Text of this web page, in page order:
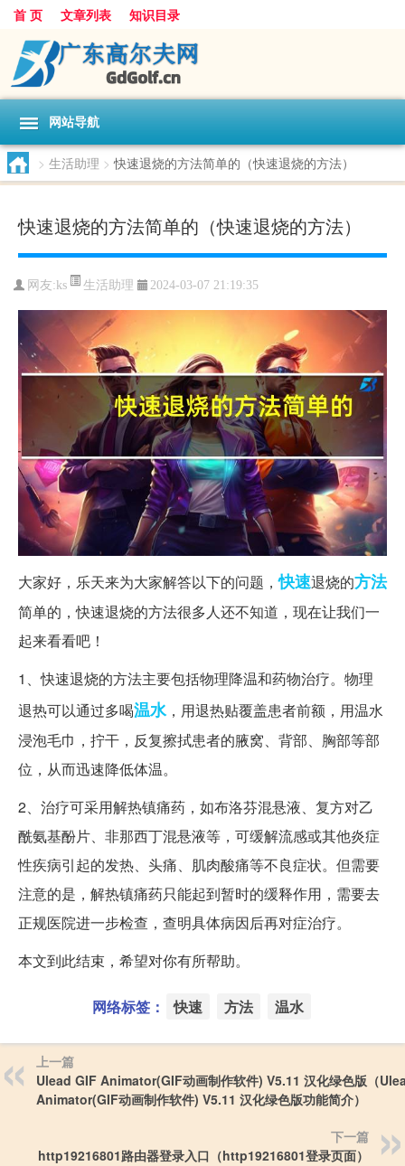
首 页 文章列表 知识目录
网站导航
> 生活助理 > 快速退烧的方法简单的（快速退烧的方法）
快速退烧的方法简单的（快速退烧的方法）
网友: ks 生活助理 2024-03-07 21:19:35
大家好，乐天来为大家解答以下的问题，快速退烧的方法
简单的，快速退烧的方法很多人还不知道，现在让我们一
起来看看吧！
1、快速退烧的方法主要包括物理降温和药物治疗。物理
退热可以通过多喝温水，用退热贴覆盖患者前额，用温水
浸泡毛巾，拧干，反复擦拭患者的腋窝、背部、胸部等部
位，从而迅速降低体温。
2、治疗可采用解热镇痛药，如布洛芬混悬液、复方对乙
酰氨基酚片、非那西丁混悬液等，可缓解流感或其他炎症
性疾病引起的发热、头痛、肌肉酸痛等不良症状。但需要
注意的是，解热镇痛药只能起到暂时的缓释作用，需要去
正规医院进一步检查，查明具体病因后再对症治疗。
本文到此结束，希望对你有所帮助。
网络标签： 快速 方法 温水
上一篇
Ulead GIF Animator(GIF动画制作软件) V5.11 汉化绿色版（
Animator(GIF动画制作软件) V5.11 汉化绿色版功能简介）
下一篇
http19216801路由器登录入口（http19216801登录页面）